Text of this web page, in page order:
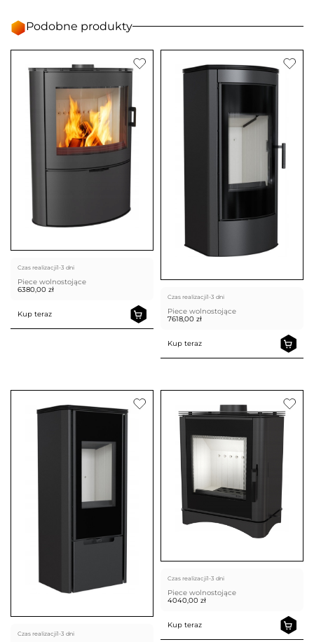
Podobne produkty
Czas realizacji1-3 dni
Piece wolnostojące
6380,00 zł
Kup teraz
Czas realizacji1-3 dni
Piece wolnostojące
7618,00 zł
Kup teraz
Czas realizacji1-3 dni
Czas realizacji1-3 dni
Piece wolnostojące
4040,00 zł
Kup teraz